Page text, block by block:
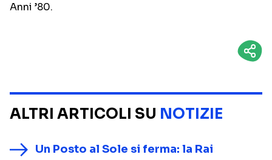
Anni ’80.
ALTRI ARTICOLI SU NOTIZIE
Un Posto al Sole si ferma: la Rai